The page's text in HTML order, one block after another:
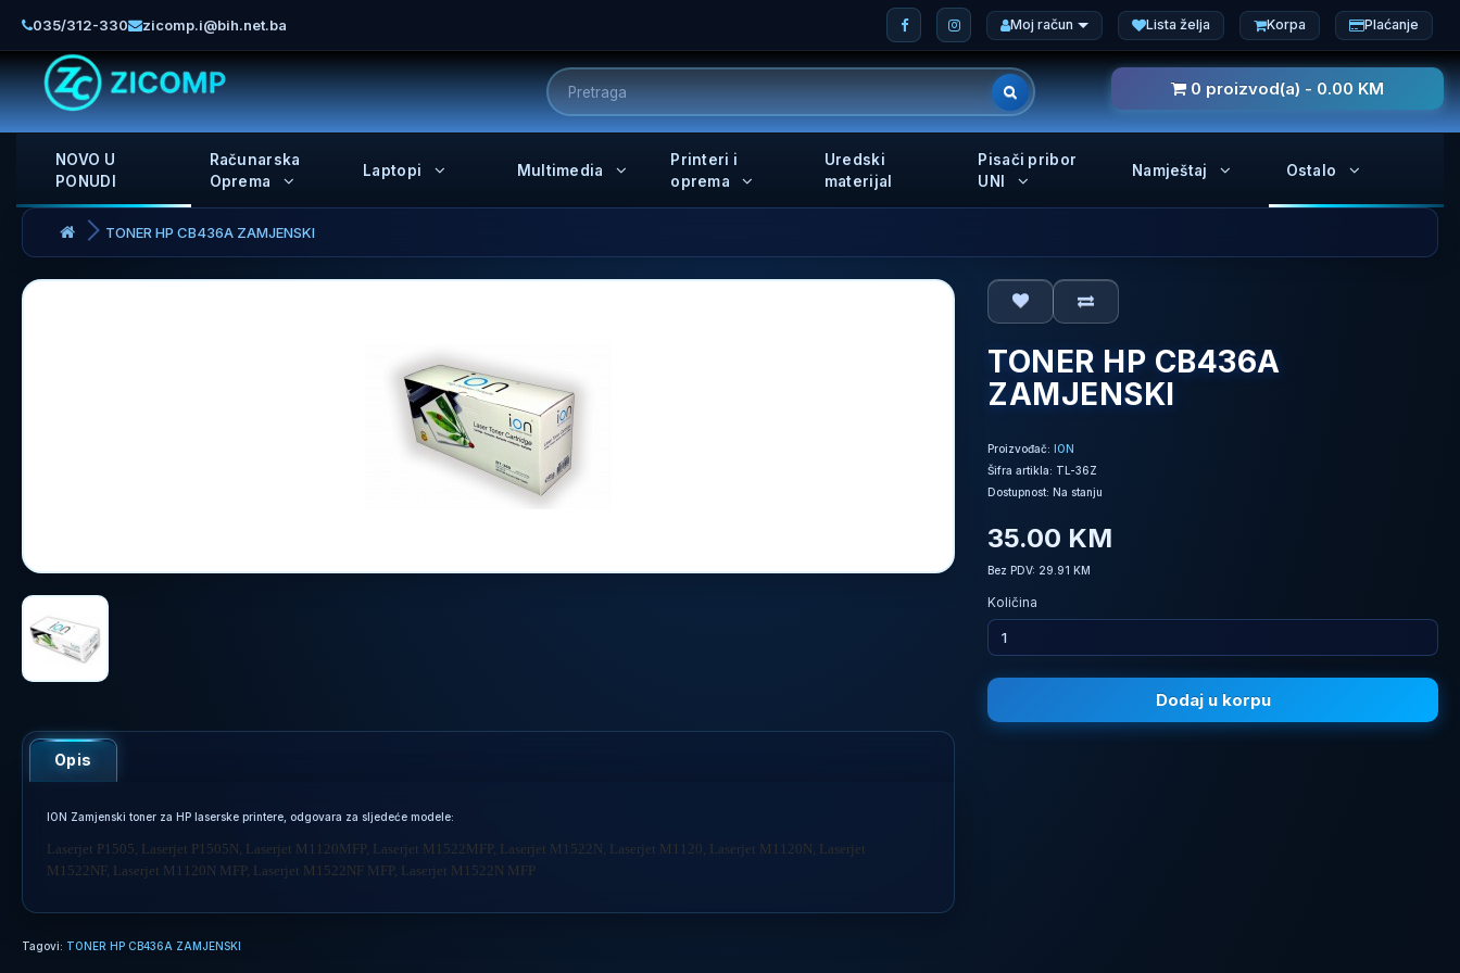
035/312-330 zicomp.i@bih.net.ba Moj račun Lista želja Korpa Plaćanje
0 proizvod(a) - 0.00 KM
NOVO U
PONUDI
Računarska
Oprema
Laptopi Multimedia
Printeri i
oprema
Uredski
materijal
Pisači pribor
UNI
Namještaj Ostalo
TONER HP CB436A ZAMJENSKI
Opis
ION Zamjenski toner za HP laserske printere, odgovara za sljedeće modele:
Laserjet P1505, Laserjet P1505N, Laserjet M1120MFP, Laserjet M1522MFP, Laserjet M1522N, Laserjet M1120, Laserjet M1120N, Laserjet
M1522NF, Laserjet M1120N MFP, Laserjet M1522NF MFP, Laserjet M1522N MFP
TONER HP CB436A
ZAMJENSKI
Proizvođač:ION
Šifra artikla: TL-36Z
Dostupnost: Na stanju
35.00 KM
Bez PDV: 29.91 KM
Količina
Dodaj u korpu
Tagovi: TONER HP CB436A ZAMJENSKI